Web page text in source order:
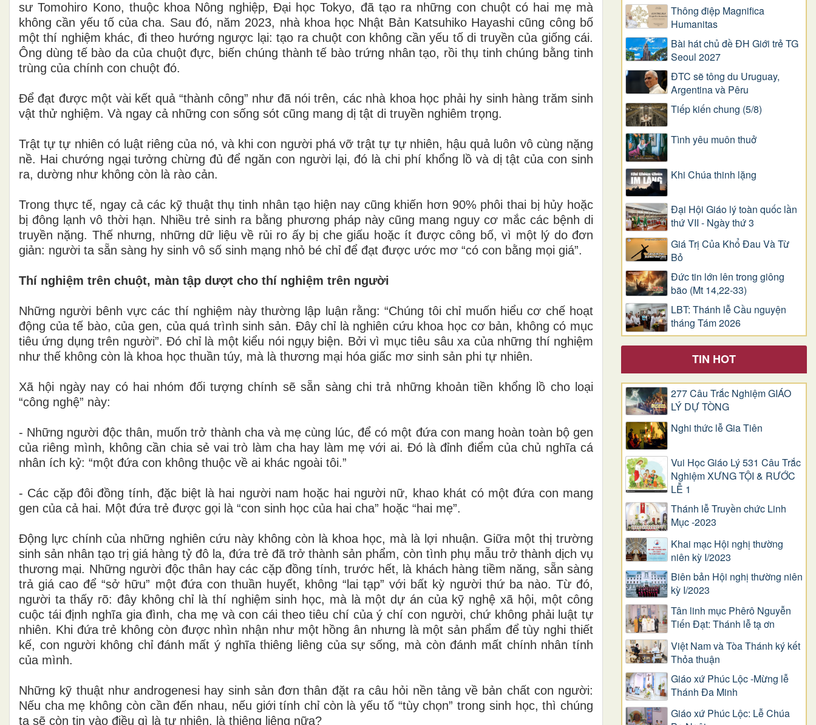
sư Tomohiro Kono, thuộc khoa Nông nghiệp, Đại học Tokyo, đã tạo ra những con chuột có hai mẹ mà
không cần yếu tố của cha. Sau đó, năm 2023, nhà khoa học Nhật Bản Katsuhiko Hayashi cũng công bố
một thí nghiệm khác, đi theo hướng ngược lại: tạo ra chuột con không cần yếu tố di truyền của giống cái.
Ông dùng tế bào da của chuột đực, biến chúng thành tế bào trứng nhân tạo, rồi thụ tinh chúng bằng tinh
trùng của chính con chuột đó.
Để đạt được một vài kết quả “thành công” như đã nói trên, các nhà khoa học phải hy sinh hàng trăm sinh
vật thử nghiệm. Và ngay cả những con sống sót cũng mang dị tật di truyền nghiêm trọng.
Trật tự tự nhiên có luật riêng của nó, và khi con người phá vỡ trật tự tự nhiên, hậu quả luôn vô cùng nặng
nề. Hai chướng ngại tưởng chừng đủ để ngăn con người lại, đó là chi phí khổng lồ và dị tật của con sinh
ra, dường như không còn là rào cản.
Trong thực tế, ngay cả các kỹ thuật thụ tinh nhân tạo hiện nay cũng khiến hơn 90% phôi thai bị hủy hoặc
bị đông lạnh vô thời hạn. Nhiều trẻ sinh ra bằng phương pháp này cũng mang nguy cơ mắc các bệnh di
truyền nặng. Thế nhưng, những dữ liệu về rủi ro ấy bị che giấu hoặc ít được công bố, vì một lý do đơn
giản: người ta sẵn sàng hy sinh vô số sinh mạng nhỏ bé chỉ để đạt được ước mơ “có con bằng mọi giá”.
Thí nghiệm trên chuột, màn tập dượt cho thí nghiệm trên người
Những người bênh vực các thí nghiệm này thường lập luận rằng: “Chúng tôi chỉ muốn hiểu cơ chế hoạt
động của tế bào, của gen, của quá trình sinh sản. Đây chỉ là nghiên cứu khoa học cơ bản, không có mục
tiêu ứng dụng trên người”. Đó chỉ là một kiểu nói ngụy biện. Bởi vì mục tiêu sâu xa của những thí nghiệm
như thế không còn là khoa học thuần túy, mà là thương mại hóa giấc mơ sinh sản phi tự nhiên.
Xã hội ngày nay có hai nhóm đối tượng chính sẽ sẵn sàng chi trả những khoản tiền khổng lồ cho loại
“công nghệ” này:
- Những người độc thân, muốn trở thành cha và mẹ cùng lúc, để có một đứa con mang hoàn toàn bộ gen
của riêng mình, không cần chia sẻ vai trò làm cha hay làm mẹ với ai. Đó là đỉnh điểm của chủ nghĩa cá
nhân ích kỷ: “một đứa con không thuộc về ai khác ngoài tôi.”
- Các cặp đôi đồng tính, đặc biệt là hai người nam hoặc hai người nữ, khao khát có một đứa con mang
gen của cả hai. Một đứa trẻ được gọi là “con sinh học của hai cha” hoặc “hai mẹ”.
Động lực chính của những nghiên cứu này không còn là khoa học, mà là lợi nhuận. Giữa một thị trường
sinh sản nhân tạo trị giá hàng tỷ đô la, đứa trẻ đã trở thành sản phẩm, còn tình phụ mẫu trở thành dịch vụ
thương mại. Những người độc thân hay các cặp đồng tính, trước hết, là khách hàng tiềm năng, sẵn sàng
trả giá cao để “sở hữu” một đứa con thuần huyết, không “lai tạp” với bất kỳ người thứ ba nào. Từ đó,
người ta thấy rõ: đây không chỉ là thí nghiệm sinh học, mà là một dự án của kỹ nghệ xã hội, một công
cuộc tái định nghĩa gia đình, cha mẹ và con cái theo tiêu chí của ý chí con người, chứ không phải luật tự
nhiên. Khi đứa trẻ không còn được nhìn nhận như một hồng ân nhưng là một sản phẩm để tùy nghi thiết
kế, con người không chỉ đánh mất ý nghĩa thiêng liêng của sự sống, mà còn đánh mất chính nhân tính
của mình.
Những kỹ thuật như androgenesi hay sinh sản đơn thân đặt ra câu hỏi nền tảng về bản chất con người:
Nếu cha mẹ không còn cần đến nhau, nếu giới tính chỉ còn là yếu tố “tùy chọn” trong sinh học, thì chúng
ta sẽ còn tin vào điều gì là tự nhiên, là thiêng liêng nữa?
Thông điệp Magnifica
Humanitas
Bài hát chủ đề ĐH Giới trẻ TG
Seoul 2027
ĐTC sẽ tông du Uruguay,
Argentina và Pêru
Tiếp kiến chung (5/8)
Tình yêu muôn thuở
Khi Chúa thinh lặng
Đại Hội Giáo lý toàn quốc lần
thứ VII - Ngày thứ 3
Giá Trị Của Khổ Ðau Và Từ
Bỏ
Đức tin lớn lên trong giông
bão (Mt 14,22-33)
LBT: Thánh lễ Cầu nguyện
tháng Tám 2026
TIN HOT
277 Câu Trắc Nghiệm GIÁO
LÝ DỰ TÒNG
Nghi thức lễ Gia Tiên
Vui Học Giáo Lý 531 Câu Trắc
Nghiệm XƯNG TỘI & RƯỚC
LỄ 1
Thánh lễ Truyền chức Linh
Mục -2023
Khai mạc Hội nghị thường
niên kỳ I/2023
Biên bản Hội nghị thường niên
kỳ I/2023
Tân linh mục Phêrô Nguyễn
Tiến Đạt: Thánh lễ tạ ơn
Việt Nam và Tòa Thánh ký kết
Thỏa thuận
Giáo xứ Phúc Lộc -Mừng lễ
Thánh Đa Minh
Giáo xứ Phúc Lộc: Lễ Chúa